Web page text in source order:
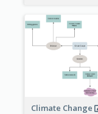
Climate Change